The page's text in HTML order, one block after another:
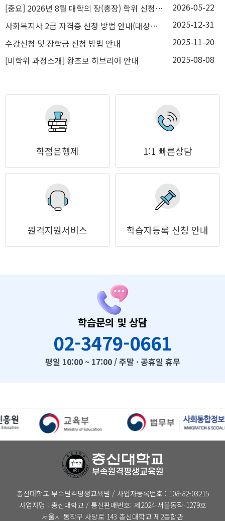
[중요] 2026년 8월 대학의 장(총장) 학위 신청 안내(5/25~6/8)
2026-05-22
사회복지사 2급 자격증 신청 방법 안내(대상자 참고용)
2025-12-31
수강신청 및 장학금 신청 방법 안내
2025-11-20
[비학위 과정소개] 왕초보 히브리어 안내
2025-08-08
학점은행제 1:1 빠른상담
원격지원서비스 학습자등록 신청 안내
학습문의 및 상담
02-3479-0661
평일 10:00 ~ 17:00 / 주말 · 공휴일 휴무
총신대학교 부속원격평생교육원 / 사업자등록번호 : 108-82-03215
사업자명 : 총신대학교 / 통신판매번호: 제2024-서울동작-1279호
서울시 동작구 사당로 143 총신대학교 제2종합관